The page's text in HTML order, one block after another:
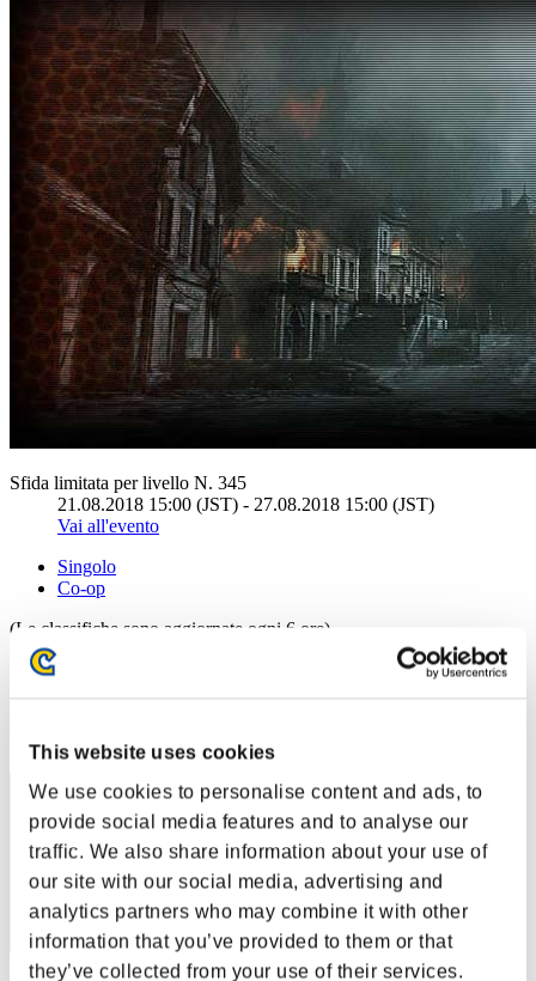
This website uses cookies
We use cookies to personalise content and ads, to
provide social media features and to analyse our
traffic. We also share information about your use of
our site with our social media, advertising and
analytics partners who may combine it with other
information that you’ve provided to them or that
they’ve collected from your use of their services.
Sfida limitata per livello N. 345
21.08.2018 15:00 (JST) - 27.08.2018 15:00 (JST)
Vai all'evento
Singolo
Co-op
(Le classifiche sono aggiornate ogni 6 ore)
Classifiche
1